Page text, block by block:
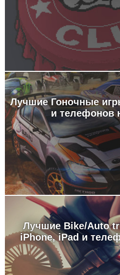
Лучшие Гоночные
и телефонов
Лучшие Bike/Auto
iPhone, iPad и